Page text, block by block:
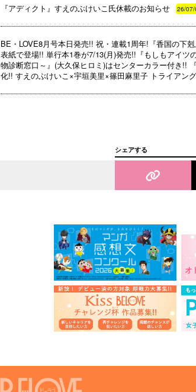
『アディクト』すえのぶけいこ氏休載のお知らせ 26/07/
BE・LOVE8月号本日発売!! 祝・連載1周年!『香国の下
表紙で登場!! 単行本1巻が7/13(月)発売!!『もしもアイツ
物診断窓口～』(大久保ヒロミ)はセンターカラー付き!!
化!! すえのぶけいこ×宇垣美里×篠田麻里子 トライアン
シェアする